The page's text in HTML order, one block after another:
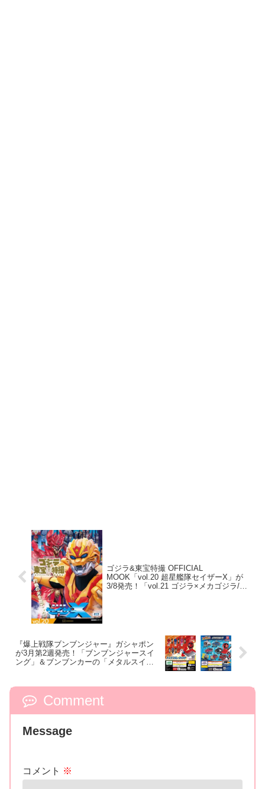
ゴジラ&東宝特撮 OFFICIAL
MOOK「vol.20 超星艦隊セイザーX」が
3/8発売！「vol.21 ゴジラ×メカゴジラ/ゴ
『爆上戦隊ブンブンジャー』ガシャポン
が3月第2週発売！「ブンブンジャースイ
ング」＆ブンブンカーの「メタルスイン
Comment
Message
コメント ※